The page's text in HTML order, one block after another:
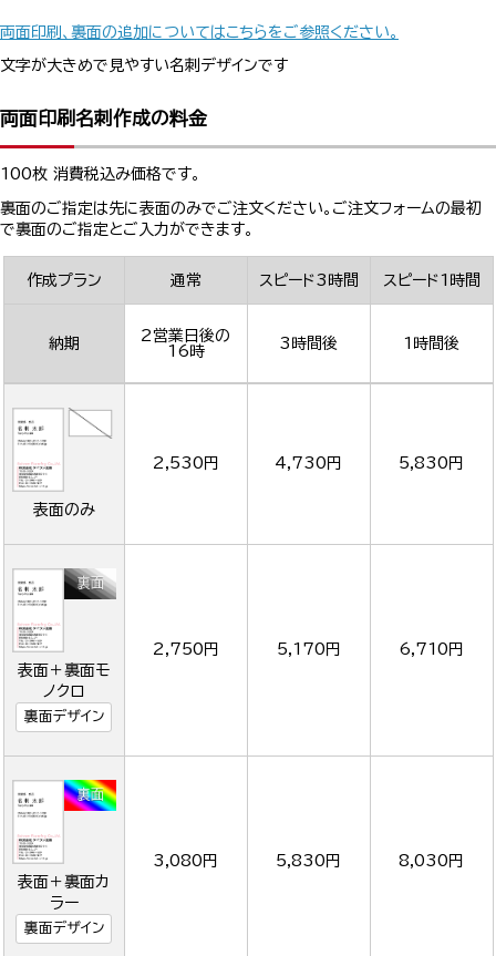
両面印刷、裏面の追加についてはこちらをご参照ください。
文字が大きめで見やすい名刺デザインです
両面印刷名刺作成の料金
100枚 消費税込み価格です。
裏面のご指定は先に表面のみでご注文ください。ご注文フォームの最初
で裏面のご指定とご入力ができます。
作成プラン 通常 スピード3時間 スピード1時間
納期
2営業日後の
16時
3時間後 1時間後
表面のみ
2,530円 4,730円 5,830円
表面＋裏面モ
ノクロ
裏面デザイン
2,750円 5,170円 6,710円
表面＋裏面カ
ラー
裏面デザイン
3,080円 5,830円 8,030円